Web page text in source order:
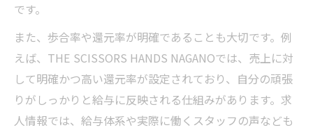
です。
また、歩合率や還元率が明確であることも大切です。例
えば、THE SCISSORS HANDS NAGANOでは、売上に対
して明確かつ高い還元率が設定されており、自分の頑張
りがしっかりと給与に反映される仕組みがあります。求
人情報では、給与体系や実際に働くスタッフの声なども